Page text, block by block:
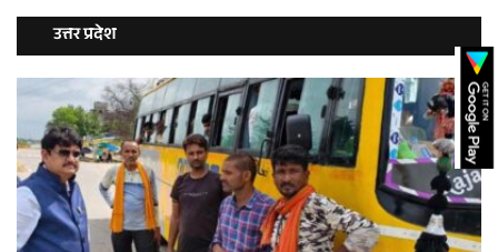
उत्तर प्रदेश